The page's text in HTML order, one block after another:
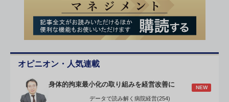
オピニオン・人気連載
身体的拘束最小化の取り組みを経営改善に NEW
データで読み解く病院経営(254)